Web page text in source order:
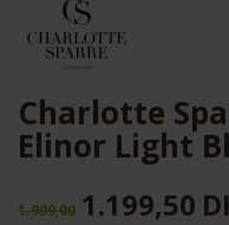
Charlotte
Elinor Light
1.999,00 1.199,50